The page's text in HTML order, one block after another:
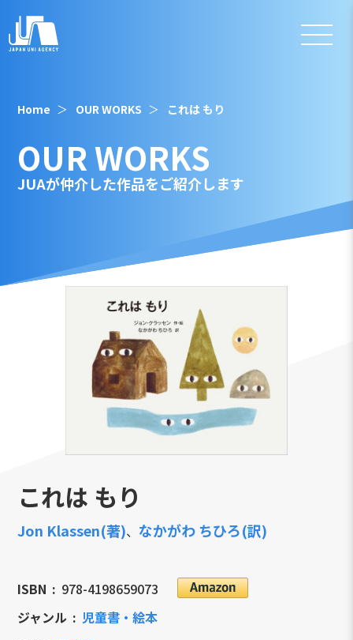
Home OUR WORKS これは もり
OUR WORKS
JUAが仲介した作品をご紹介します
これは もり
Jon Klassen(著)、 なかがわ ちひろ(訳)
ISBN
978-4198659073
ジャンル
児童書・絵本